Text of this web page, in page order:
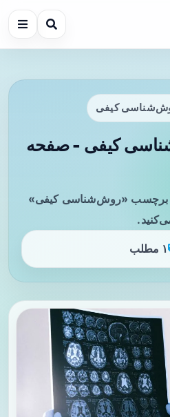
کیفی
کیفی - صفحه
برچسب «روش‌شناسی کیفی»
۱ مطلب